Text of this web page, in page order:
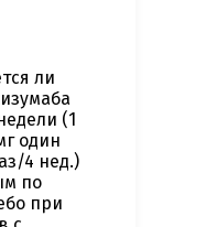
ли
(1
один
4 нед.)
по
при